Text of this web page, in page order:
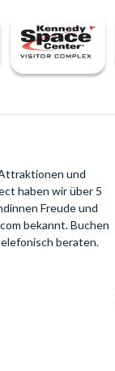
und
haben wir über 5
Freude und
bekannt. Buchen
beraten.